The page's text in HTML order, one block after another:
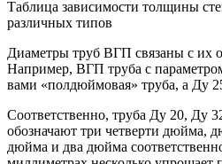
Таблица зависимости толщины
различных типов
Диаметры труб ВГП связаны с их
Например, ВГП труба с
вами «полдюймовая» труба, а Ду
Соответственно, труба Ду 20, Ду
обозначают три четверти дюйма,
дюйма и два дюйма